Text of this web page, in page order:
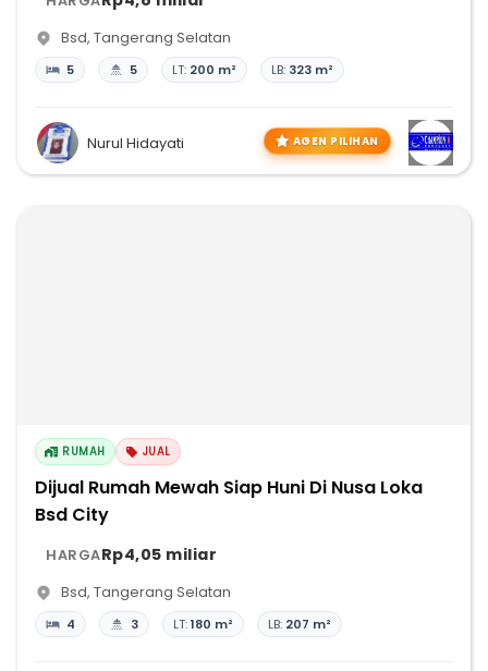
Bsd, Tangerang Selatan
5 5 LT: 200 m² LB: 323 m²
Nurul Hidayati AGEN PILIHAN
RUMAH JUAL
Dijual Rumah Mewah Siap Huni Di Nusa Loka
Bsd City
HARGARp4,05 miliar
Bsd, Tangerang Selatan
4 3 LT:180 m² LB: 207 m²